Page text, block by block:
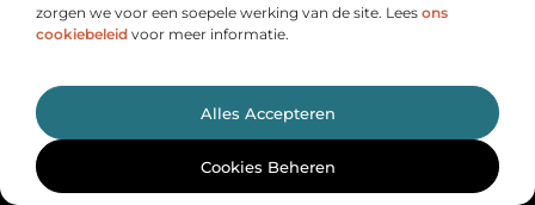
zorgen we voor een soepele werking van de site. Lees ons
cookiebeleid voor meer informatie.
Alles Accepteren
Cookies Beheren